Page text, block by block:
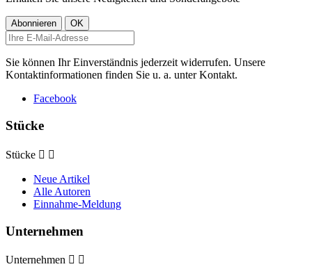
Sie können Ihr Einverständnis jederzeit widerrufen. Unsere
Kontaktinformationen finden Sie u. a. unter Kontakt.
Facebook
Stücke
Stücke  
Neue Artikel
Alle Autoren
Einnahme-Meldung
Unternehmen
Unternehmen  